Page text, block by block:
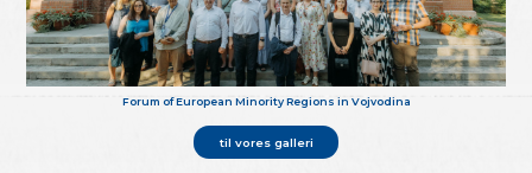
Forum of European Minority Regions in Vojvodina
til vores galleri